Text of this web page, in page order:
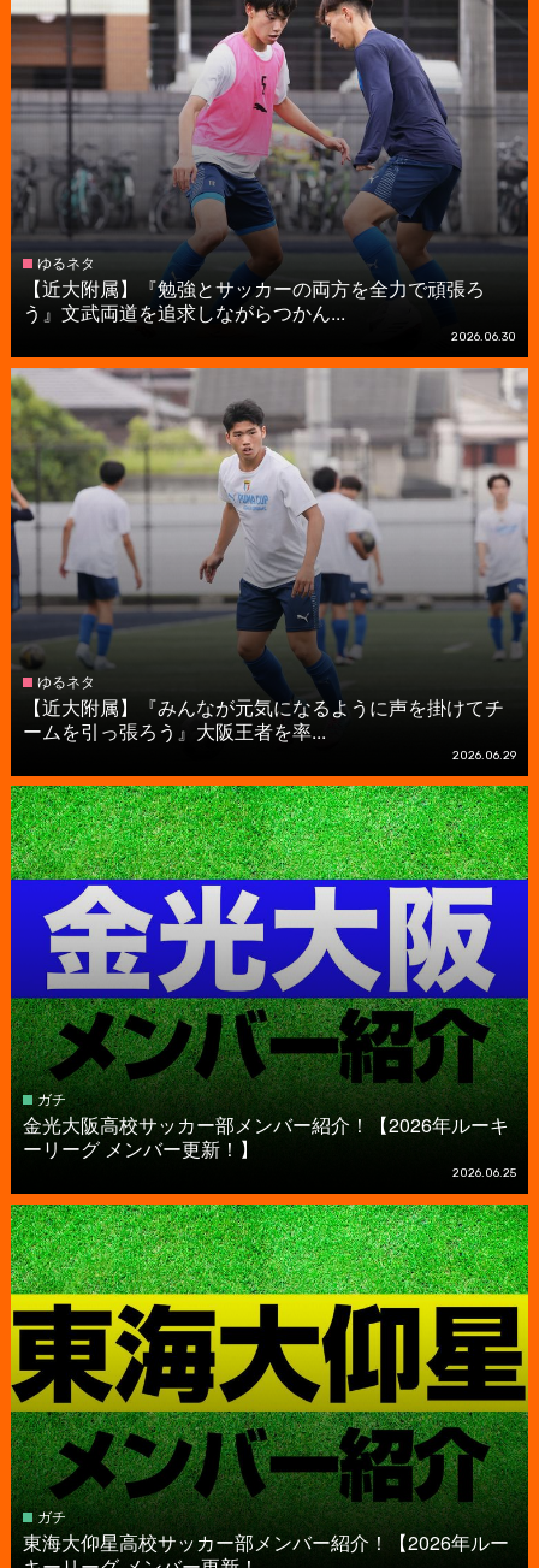
ゆるネタ
【近大附属】『勉強とサッカーの両方を全力で頑張ろ
う』文武両道を追求しながらつかん...
2026.06.30
ゆるネタ
【近大附属】『みんなが元気になるように声を掛けてチ
ームを引っ張ろう』大阪王者を率...
2026.06.29
ガチ
金光大阪高校サッカー部メンバー紹介！【2026年ルーキ
ーリーグ メンバー更新！】
2026.06.25
ガチ
東海大仰星高校サッカー部メンバー紹介！【2026年ルー